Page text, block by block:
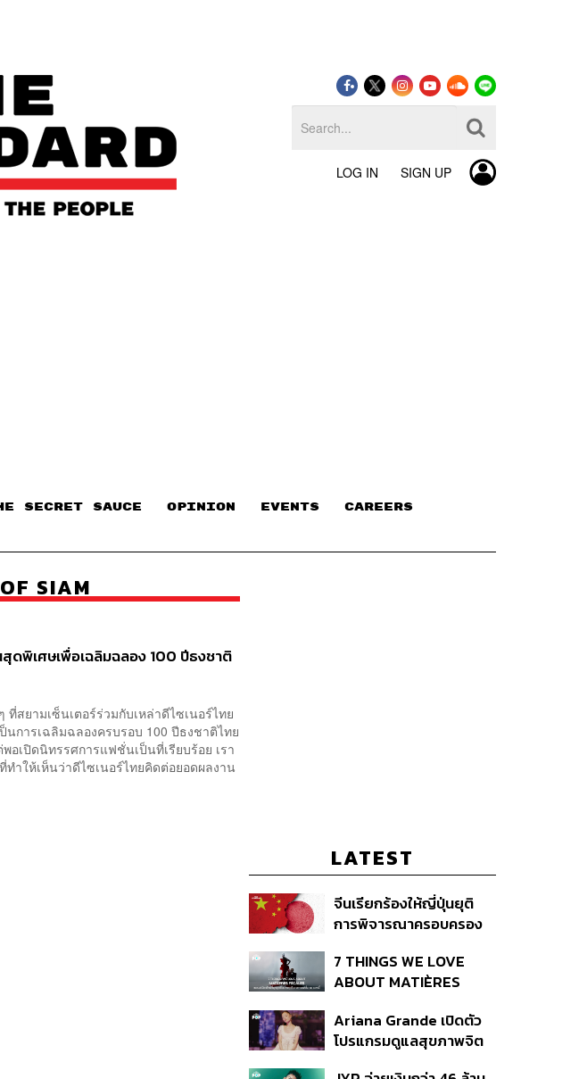
LOG IN SIGN UP
SECRET SAUCE​ OPINION EVENTS CAREERS
SIAM
ดพิเศษเพื่อเฉลิมฉลอง 100 ปีธงชาติ
สยามเซ็นเตอร์ร่วมกับเหล่าดีไซเนอร์ไทย
นการเฉลิมฉลองครบรอบ 100 ปีธงชาติไทย
อเปิดนิทรรศการแฟชั่นเป็นที่เรียบร้อย เรา
ำให้เห็นว่าดีไซเนอร์ไทยคิดต่อยอดผลงาน
LATEST
จีนเรียกร้องให้ญี่ปุ่นยุติ
การพิจารณาครอบครอง
7 THINGS WE LOVE
ABOUT MATIÈRES
Ariana Grande เปิดตัว
โปรแกรมดูแลสุขภาพจิต